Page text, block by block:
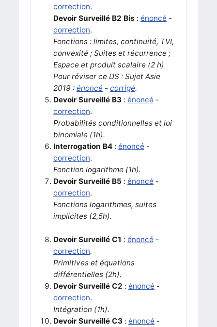
correction.
Devoir Surveillé B2 Bis : énoncé -
correction.
Fonctions : limites, continuité, TVI,
convexité ; Suites et récurrence ;
Espace et produit scalaire (2 h)
Pour réviser ce DS : Sujet Asie
2019 : énoncé- corrigé.
Devoir Surveillé B3: énoncé -
correction.
Probabilités conditionnelles et loi
binomiale (1h).
Interrogation B4: énoncé -
correction.
Fonction logarithme (1h).
Devoir Surveillé B5 : énoncé -
correction.
Fonctions logarithmes, suites
implicites (2,5h).
Devoir Surveillé C1 : énoncé -
correction.
Primitives et équations
différentielles (2h).
Devoir Surveillé C2 : énoncé -
correction.
Intégration (1h).
Devoir Surveillé C3: énoncé -